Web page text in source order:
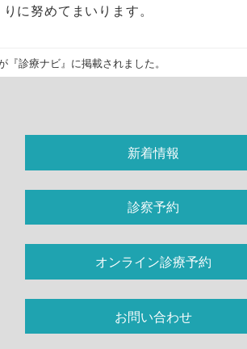
に努めてまいります。
診療ナビ』に掲載されました。
新着情報
診察予約
オンライン診療予約
お問い合わせ